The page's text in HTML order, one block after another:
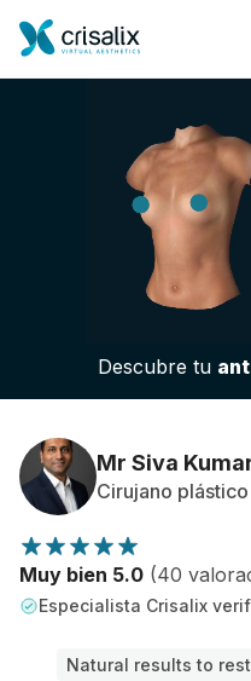
Página de inicio
Plataforma 3D de
Planes y Precios
Reseñas de pacientes
Descubre tu
Mr Siva
Cirujano
Muy bien 5.0 (40
Especialista Crisalix
Natural results to